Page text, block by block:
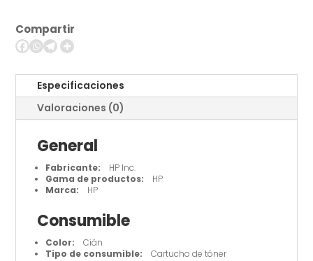
cantidad
Compartir
Especificaciones
Valoraciones (0)
General
Fabricante: HP Inc.
Gama de productos: HP
Marca: HP
Consumible
Color: Cián
Tipo de consumible: Cartucho de tóner